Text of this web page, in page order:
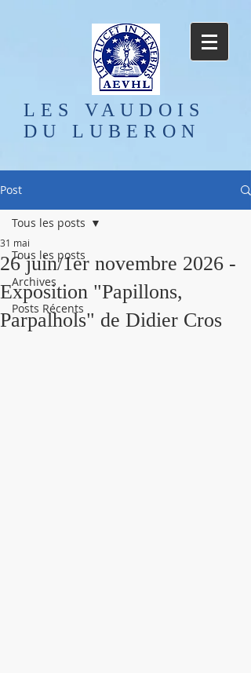
LES VAUDOIS
DU LUBERON
Post
Tous les posts
Archives
Posts Récents
Tous les posts
26 juin/1er novembre 2026 -
Exposition "Papillons,
Parpalhols" de Didier Cros
31 mai